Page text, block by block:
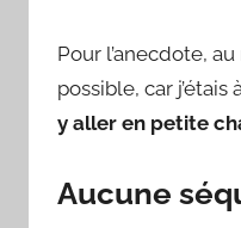
Pour l’anecdote,
possible, car
y aller en petite
Aucune